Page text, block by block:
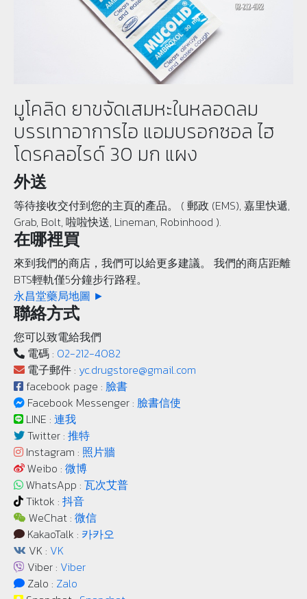
มูโคลิด ยาขจัดเสมหะในหลอดลม
บรรเทาอาการไอ แอมบรอกซอล ไฮ
โดรคลอไรด์ 30 มก แผง
外送
等待接收交付到您的主頁的產品。 ( 郵政 (EMS), 嘉里快遞,
Grab, Bolt, 啦啦快送, Lineman, Robinhood ).
在哪裡買
來到我們的商店，我們可以給更多建議。 我們的商店距離
BTS輕軌僅5分鐘步行路程。
永昌堂藥局地圖 ►
聯絡方式
您可以致電給我們
電碼 : 02-212-4082
電子郵件 : yc.drugstore@gmail.com
facebook page : 臉書
Facebook Messenger : 臉書信使
LINE : 連我
Twitter : 推特
Instagram : 照片牆
Weibo : 微博
WhatsApp : 瓦次艾普
Tiktok : 抖音
WeChat : 微信
KakaoTalk : 카카오
VK : VK
Viber : Viber
Zalo : Zalo